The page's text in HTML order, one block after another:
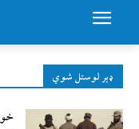
ډېر لوستل شوي